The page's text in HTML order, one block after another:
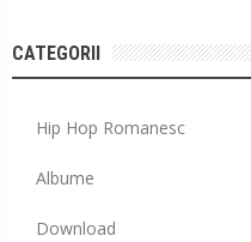
CATEGORII
Hip Hop Romanesc
Albume
Download